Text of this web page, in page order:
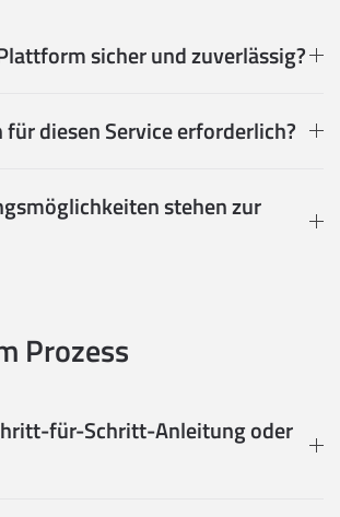
sicher und zuverlässig?
für diesen Service erforderlich?
stehen zur
Prozess
für-Schritt-Anleitung oder